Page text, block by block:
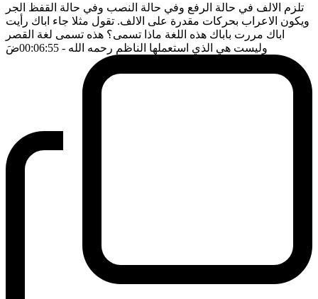
تلزم الالف في حالة الرفع وفي حالة النصب وفي حالة القفظ الجر
ويكون الاعراب بحركات مقدرة على الالف. تقول مثلا جاء اباك رأيت
اباك مررت باباك هذه اللغة ماذا تسمى؟ هذه تسمى لغة القصر
وليست هي الذي استعملها الناظم رحمه الله - 00:06:55 ضَ